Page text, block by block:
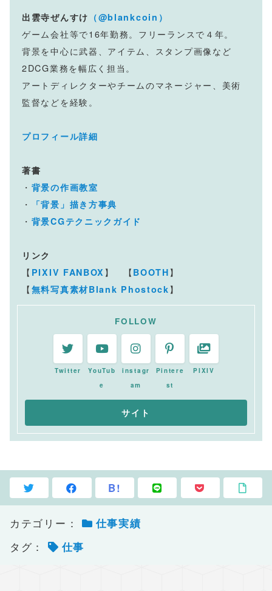
出雲寺ぜんすけ （@blankcoin）
ゲーム会社等で16年勤務。フリーランスで４年。
背景を中心に武器、アイテム、スタンプ画像など
2DCG業務を幅広く担当。
アートディレクターやチームのマネージャー、美術
監督などを経験。
プロフィール詳細
著書
・ 背景の作画教室
・ 「背景」描き方事典
・ 背景CGテクニックガイド
リンク
【 PIXIV FANBOX 】 【 BOOTH 】
【 無料写真素材Blank Phostock 】
FOLLOW
Twitter
YouTub
e
instagr
am
Pintere
st
PIXIV
B!
カテゴリー： 仕事実績
タグ： 仕事